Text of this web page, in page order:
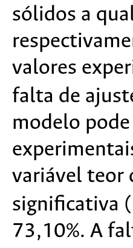
sólidos a
valores
falta de
modelo
variável teor
significativa
73,10%. A